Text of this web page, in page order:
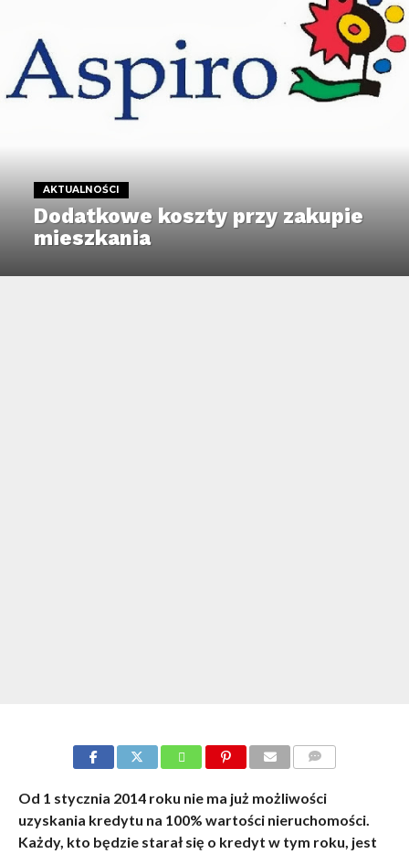
AKTUALNOŚCI
Dodatkowe koszty przy zakupie
mieszkania
Od 1 stycznia 2014 roku nie ma już możliwości
uzyskania kredytu na 100% wartości nieruchomości.
Każdy, kto będzie starał się o kredyt w tym roku, jest